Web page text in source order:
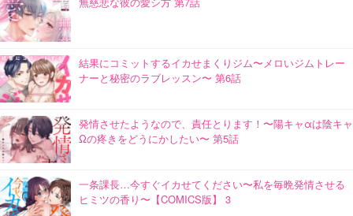
結果にコミットするイカせまくりジム〜メロいジムトレー
ナーと秘密のラブレッスン〜 第6話
発情させたようなので、責任とります！〜陽キャαは陰キャ
Ωの疼きをどうにかしたい〜 第5話
一条課長…今すぐイカせてください〜私を毎晩発情させる
ヒミツの香り〜【COMICS版】 3